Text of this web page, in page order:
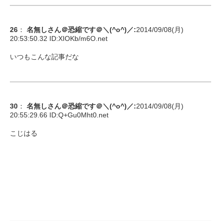
26 ： 名無しさん＠恐縮です＠＼(^o^)／:2014/09/08(月)
20:53:50.32 ID:XIOKb/m6O.net
いつもこんな記事だな
30 ： 名無しさん＠恐縮です＠＼(^o^)／:2014/09/08(月)
20:55:29.66 ID:Q+Gu0Mht0.net
こじはる